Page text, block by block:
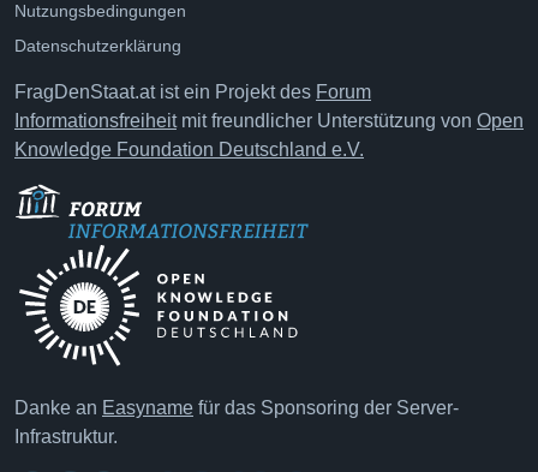
Nutzungsbedingungen
Datenschutzerklärung
FragDenStaat.at ist ein Projekt des Forum
Informationsfreiheitmit freundlicher Unterstützung von Open
Knowledge Foundation Deutschland e.V.
Danke an Easyname für das Sponsoring der Server-
Infrastruktur.